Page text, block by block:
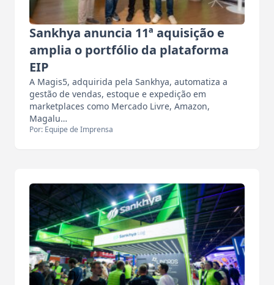
Sankhya anuncia 11ª aquisição e
amplia o portfólio da plataforma
EIP
A Magis5, adquirida pela Sankhya, automatiza a
gestão de vendas, estoque e expedição em
marketplaces como Mercado Livre, Amazon,
Magalu…
Por: Equipe de Imprensa